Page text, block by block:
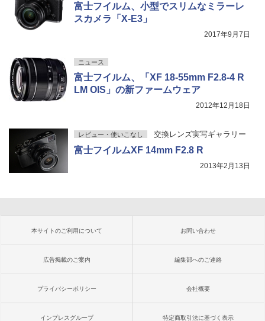
富士フイルム、小型でスリムなミラーレ
スカメラ「X-E3」
2017年9月7日
ニュース
富士フイルム、「XF 18-55mm F2.8-4 R
LM OIS」の新ファームウェア
2012年12月18日
レビュー・使いこなし 交換レンズ実写ギャラリー
富士フイルムXF 14mm F2.8 R
2013年2月13日
本サイトのご利用について お問い合わせ
広告掲載のご案内 編集部へのご連絡
プライバシーポリシー 会社概要
インプレスグループ 特定商取引法に基づく表示